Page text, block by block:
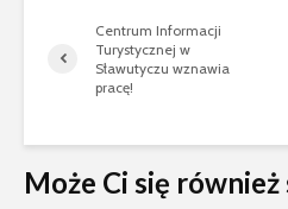
Centrum Informacji
Turystycznej w
Sławutyczu wznawia
pracę!
Może Ci się również